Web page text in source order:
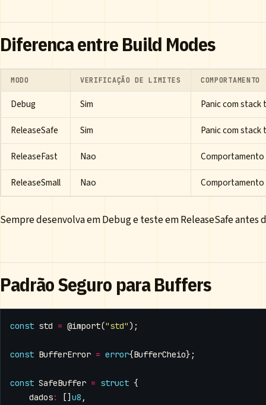
Diferenca entre Build Modes
MODO VERIFICAÇÃO DE LIMITES COMPORTAMENTO
Debug Sim
Panic com stack
ReleaseSafe
Sim
Panic com stack
ReleaseFast
Nao
ReleaseSmall
Nao
Sempre desenvolva em Debug e teste em ReleaseSafe antes
Padrão Seguro para Buffers
const std = @import("std");
const BufferError = error{BufferCheio};
const SafeBuffer = struct {
dados: [] u8 ,